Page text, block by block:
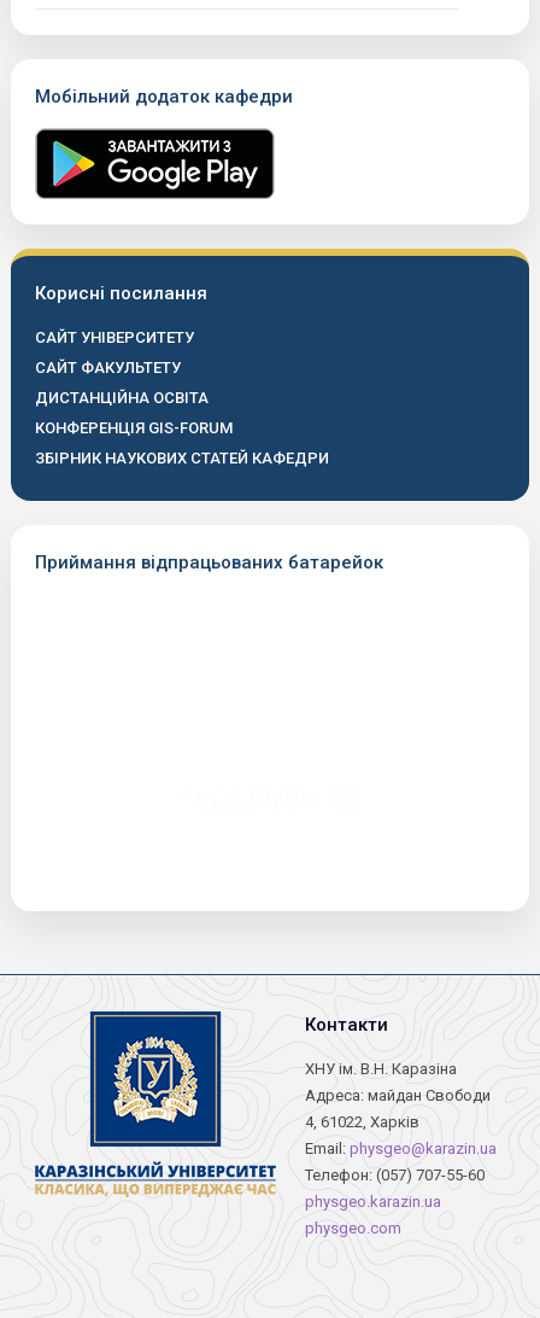
Мобільний додаток кафедри
Корисні посилання
САЙТ УНІВЕРСИТЕТУ
САЙТ ФАКУЛЬТЕТУ
ДИСТАНЦІЙНА ОСВІТА
КОНФЕРЕНЦІЯ GIS-FORUM
ЗБІРНИК НАУКОВИХ СТАТЕЙ КАФЕДРИ
Приймання відпрацьованих батарейок
Контакти
ХНУ ім. В.Н. Каразіна
Адреса: майдан Свободи
4, 61022, Харків
Email: physgeo@karazin.ua
Телефон: (057) 707-55-60
physgeo.karazin.ua
physgeo.com